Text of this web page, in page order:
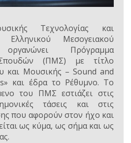
Τεχνολογίας και
Μεσογειακού
Πρόγραμμα
(ΠΜΣ) με τίτλο
και Μουσικής – Sound and
και έδρα το Ρέθυμνο. Το
του ΠΜΣ εστιάζει στις
τάσεις και στις
που αφορούν στον ήχο και
ως κύμα, ως σήμα και ως